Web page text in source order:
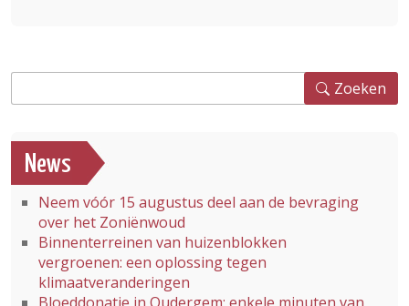
Zoeken
News
Neem vóór 15 augustus deel aan de bevraging
over het Zoniënwoud
Binnenterreinen van huizenblokken
vergroenen: een oplossing tegen
klimaatveranderingen